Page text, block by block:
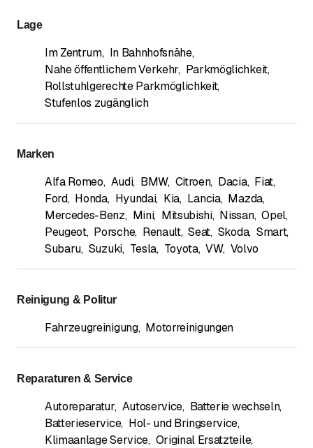
Lage
Im Zentrum, In Bahnhofsnähe,
Nahe öffentlichem Verkehr, Parkmöglichkeit,
Rollstuhlgerechte Parkmöglichkeit,
Stufenlos zugänglich
Marken
Alfa Romeo, Audi, BMW, Citroen, Dacia, Fiat,
Ford, Honda, Hyundai, Kia, Lancia, Mazda,
Mercedes-Benz, Mini, Mitsubishi, Nissan, Opel,
Peugeot, Porsche, Renault, Seat, Skoda, Smart,
Subaru, Suzuki, Tesla, Toyota, VW, Volvo
Reinigung & Politur
Fahrzeugreinigung, Motorreinigungen
Reparaturen & Service
Autoreparatur, Autoservice, Batterie wechseln,
Batterieservice, Hol- und Bringservice,
Klimaanlage Service, Original Ersatzteile,